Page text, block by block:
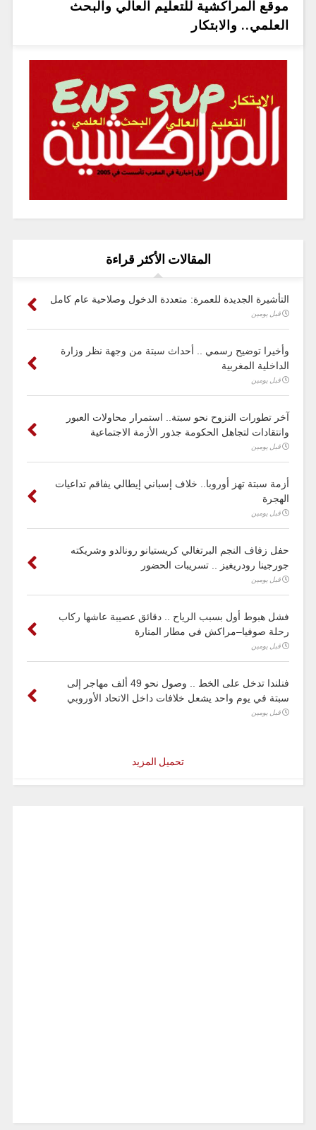
موقع المراكشية للتعليم العالي والبحث
العلمي.. والابتكار
المقالات الأكثر قراءة
التأشيرة الجديدة للعمرة: متعددة الدخول وصلاحية عام كامل
قبل يومين
وأخيرا توضيح رسمي .. أحداث سبتة من وجهة نظر وزارة
الداخلية المغربية
قبل يومين
آخر تطورات النزوح نحو سبتة.. استمرار محاولات العبور
وانتقادات لتجاهل الحكومة جذور الأزمة الاجتماعية
قبل يومين
أزمة سبتة تهز أوروبا.. خلاف إسباني إيطالي يفاقم تداعيات
الهجرة
قبل يومين
حفل زفاف النجم البرتغالي كريستيانو رونالدو وشريكته
جورجينا رودريغيز .. تسريبات الحضور
قبل يومين
فشل هبوط أول بسبب الرياح .. دقائق عصيبة عاشها ركاب
رحلة صوفيا–مراكش في مطار المنارة
قبل يومين
فنلندا تدخل على الخط .. وصول نحو 49 ألف مهاجر إلى
سبتة في يوم واحد يشعل خلافات داخل الاتحاد الأوروبي
قبل يومين
تحميل المزيد